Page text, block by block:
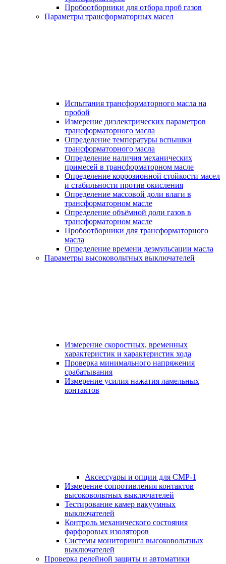
Пробоотборники для отбора проб газов
Параметры трансформаторных масел
Испытания трансформаторного масла на
пробой
Измерение диэлектрических параметров
трансформаторного масла
Определение температуры вспышки
трансформаторного масла
Определение наличия механических
примесей в трансформаторном масле
Определение коррозионной стойкости масел
и стабильности против окисления
Определение массовой доли влаги в
трансформаторном масле
Определение объёмной доли газов в
трансформаторном масле
Пробоотборники для трансформаторного
масла
Определение времени деэмульсации масла
Параметры высоковольтных выключателей
Измерение скоростных, временных
характеристик и характеристик хода
Проверка минимального напряжения
срабатывания
Измерение усилия нажатия ламельных
контактов
Аксессуары и опции для СМР-1
Измерение сопротивления контактов
высоковольтных выключателей
Тестирование камер вакуумных
выключателей
Контроль механического состояния
фарфоровых изоляторов
Системы мониторинга высоковольтных
выключателей
Проверка релейной защиты и автоматики